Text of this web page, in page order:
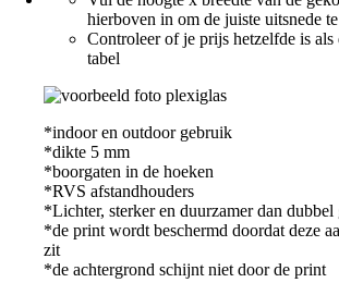
hierboven in om de juiste uitsnede
Controleer of je prijs hetzelfde is als
tabel
*indoor en outdoor gebruik
*dikte 5 mm
*boorgaten in de hoeken
*RVS afstandhouders
*Lichter, sterker en duurzamer dan dubbel
*de print wordt beschermd doordat deze
zit
*de achtergrond schijnt niet door de print